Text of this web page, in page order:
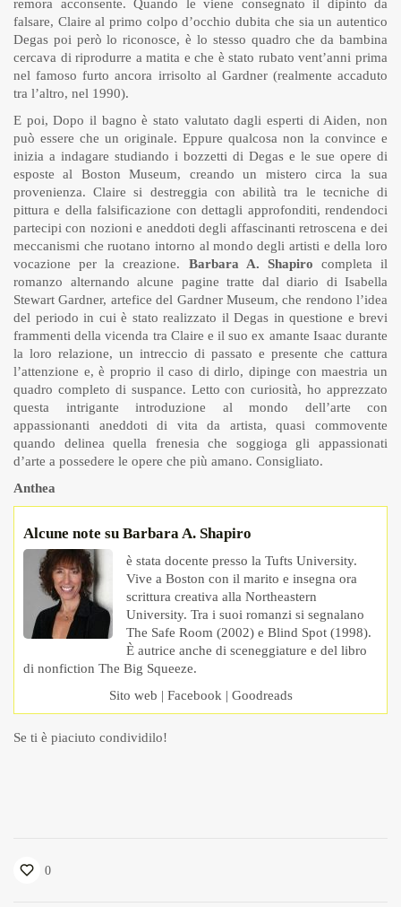
remora acconsente. Quando le viene consegnato il dipinto da
falsare, Claire al primo colpo d’occhio dubita che sia un autentico
Degas poi però lo riconosce, è lo stesso quadro che da bambina
cercava di riprodurre a matita e che è stato rubato vent’anni prima
nel famoso furto ancora irrisolto al Gardner (realmente accaduto
tra l’altro, nel 1990).
E poi, Dopo il bagno è stato valutato dagli esperti di Aiden, non
può essere che un originale. Eppure qualcosa non la convince e
inizia a indagare studiando i bozzetti di Degas e le sue opere di
esposte al Boston Museum, creando un mistero circa la sua
provenienza. Claire si destreggia con abilità tra le tecniche di
pittura e della falsificazione con dettagli approfonditi, rendendoci
partecipi con nozioni e aneddoti degli affascinanti retroscena e dei
meccanismi che ruotano intorno al mondo degli artisti e della loro
vocazione per la creazione. Barbara A. Shapiro completa il
romanzo alternando alcune pagine tratte dal diario di Isabella
Stewart Gardner, artefice del Gardner Museum, che rendono l’idea
del periodo in cui è stato realizzato il Degas in questione e brevi
frammenti della vicenda tra Claire e il suo ex amante Isaac durante
la loro relazione, un intreccio di passato e presente che cattura
l’attenzione e, è proprio il caso di dirlo, dipinge con maestria un
quadro completo di suspance. Letto con curiosità, ho apprezzato
questa intrigante introduzione al mondo dell’arte con
appassionanti aneddoti di vita da artista, quasi commovente
quando delinea quella frenesia che soggioga gli appassionati
d’arte a possedere le opere che più amano. Consigliato.
Anthea
Alcune note su Barbara A. Shapiro
è stata docente presso la Tufts University.
Vive a Boston con il marito e insegna ora
scrittura creativa alla Northeastern
University. Tra i suoi romanzi si segnalano
The Safe Room (2002) e Blind Spot (1998).
È autrice anche di sceneggiature e del libro
di nonfiction The Big Squeeze.
Sito web | Facebook | Goodreads
Se ti è piaciuto condividilo!
0